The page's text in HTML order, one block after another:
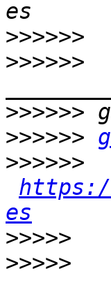
>>>>>>
>>>>>>
>>>>>>
>>>>>>
>>>>>>
es
>>>>>
>>>>>